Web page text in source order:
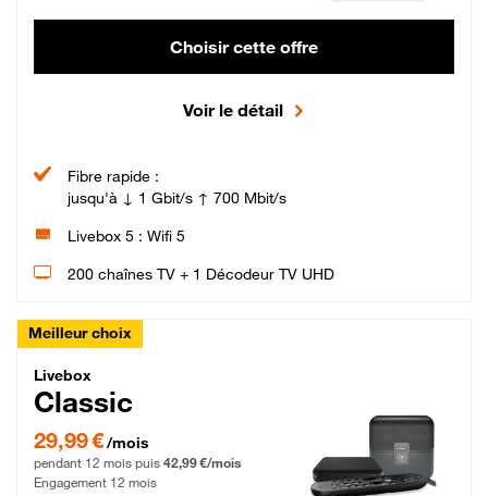
Choisir cette offre
Voir le détail
Fibre rapide :
jusqu'à ↓ 1 Gbit/s ↑ 700 Mbit/s
Livebox 5 : Wifi 5
200 chaînes TV + 1 Décodeur TV UHD
Meilleur choix
Livebox Classic Fibre
Livebox
Classic
29,99 € par mois pendant 12 mois puis 42,99 € par mois, Engagement 12 mois
29,99 €/mois
pendant 12 mois puis 42,99 €/mois
Engagement 12 mois